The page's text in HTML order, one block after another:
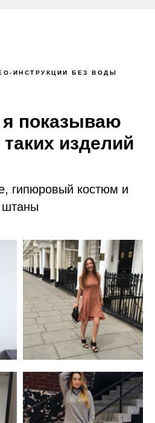
ИНСТРУКЦИИ БЕЗ ВОДЫ
я показываю
изделий
гипюровый костюм и
штаны